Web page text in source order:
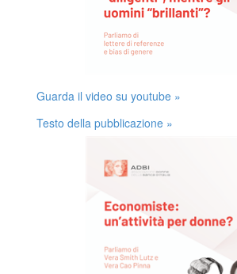
Guarda il video su youtube »
Testo della pubblicazione »